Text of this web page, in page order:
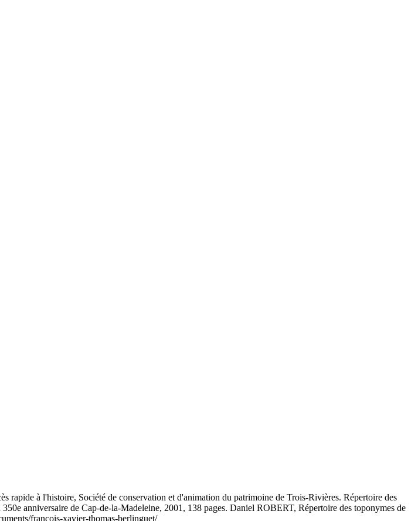
rapide à l'histoire, Société de conservation et d'animation du patrimoine de Trois-Rivières. Répertoire des
anniversaire de Cap-de-la-Madeleine, 2001, 138 pages. Daniel ROBERT, Répertoire des toponymes de
francois-xavier-thomas-berlinguet/